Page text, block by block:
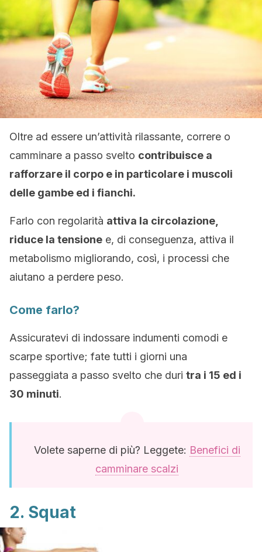
Oltre ad essere un’attività rilassante, correre o
camminare a passo svelto contribuisce a
rafforzare il corpo e in particolare i muscoli
delle gambe ed i fianchi.
Farlo con regolarità attiva la circolazione,
riduce la tensione e, di conseguenza, attiva il
metabolismo migliorando, così, i processi che
aiutano a perdere peso.
Come farlo?
Assicuratevi di indossare indumenti comodi e
scarpe sportive; fate tutti i giorni una
passeggiata a passo svelto che duri tra i 15 ed i
30 minuti.
Volete saperne di più? Leggete: Benefici di
camminare scalzi
2. Squat